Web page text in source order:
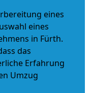
eines
eines
in Fürth.
das
Erfahrung
Umzug